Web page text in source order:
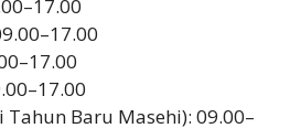
Tahun Baru Masehi): 09.00–